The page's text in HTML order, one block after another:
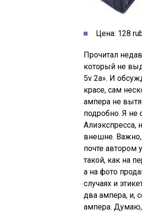
Цена: 128
Прочитал
который не
5v 2a». И
красе, сам
ампера не
подробно. Я не
Алиэкспресса,
внешне. Важно,
почте автором
такой, как на
а на фото
случаях и
два ампера, и,
ампера. Думаю,